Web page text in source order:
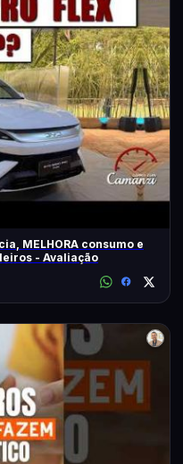
MELHORA consumo e
- Avaliação